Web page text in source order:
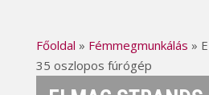
Főoldal » Fémmegmunkálás »
35 oszlopos fúrógép